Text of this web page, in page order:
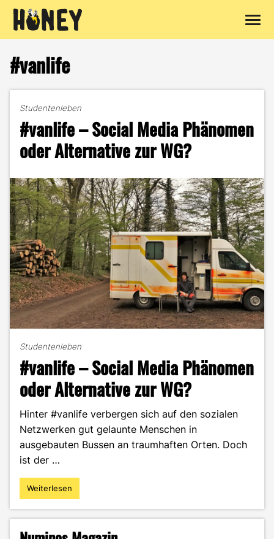
Inhalt
springen
#vanlife
Studentenleben
#vanlife – Social Media Phänomen
oder Alternative zur WG?
Studentenleben
#vanlife – Social Media Phänomen
oder Alternative zur WG?
Hinter #vanlife verbergen sich auf den sozialen
Netzwerken gut gelaunte Menschen in
ausgebauten Bussen an traumhaften Orten. Doch
ist der …
"#vanlife
–
Weiterlesen